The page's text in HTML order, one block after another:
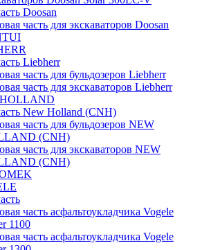
Doosan
часть для экскаваторов Doosan
Liebherr
часть для бульдозеров Liebherr
часть для экскаваторов Liebherr
HOLLAND
New Holland (CNH)
часть для бульдозеров NEW
(CNH)
часть для экскаваторов NEW
(CNH)
часть асфальтоукладчика Vogele
1100
часть асфальтоукладчика Vogele